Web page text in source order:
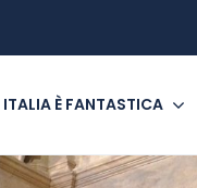
ITALIA È FANTASTICA